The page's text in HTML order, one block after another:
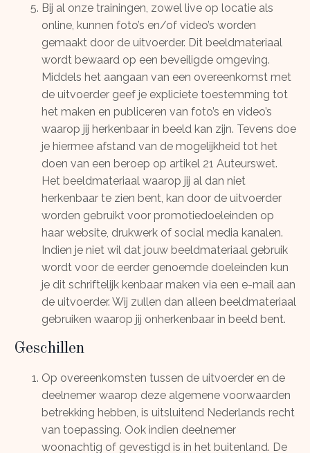
Bij al onze trainingen, zowel live op locatie als
online, kunnen foto’s en/of video’s worden
gemaakt door de uitvoerder. Dit beeldmateriaal
wordt bewaard op een beveiligde omgeving.
Middels het aangaan van een overeenkomst met
de uitvoerder geef je expliciete toestemming tot
het maken en publiceren van foto’s en video’s
waarop jij herkenbaar in beeld kan zijn. Tevens doe
je hiermee afstand van de mogelijkheid tot het
doen van een beroep op artikel 21 Auteurswet.
Het beeldmateriaal waarop jij al dan niet
herkenbaar te zien bent, kan door de uitvoerder
worden gebruikt voor promotiedoeleinden op
haar website, drukwerk of social media kanalen.
Indien je niet wil dat jouw beeldmateriaal gebruik
wordt voor de eerder genoemde doeleinden kun
je dit schriftelijk kenbaar maken via een e-mail aan
de uitvoerder. Wij zullen dan alleen beeldmateriaal
gebruiken waarop jij onherkenbaar in beeld bent.
Geschillen
Op overeenkomsten tussen de uitvoerder en de
deelnemer waarop deze algemene voorwaarden
betrekking hebben, is uitsluitend Nederlands recht
van toepassing. Ook indien deelnemer
woonachtig of gevestigd is in het buitenland. De